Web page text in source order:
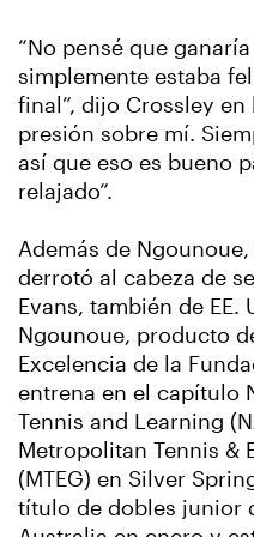
“No pensé que
simplemente estaba
final”, dijo Crossley
presión sobre mí.
así que eso es bueno
relajado”.
Además de
derrotó al cabeza de
Evans, también de EE.
Ngounoue, producto
Excelencia de la
entrena en el capítulo
Tennis and Learning
Metropolitan Tennis &
(MTEG) en Silver
título de dobles junior